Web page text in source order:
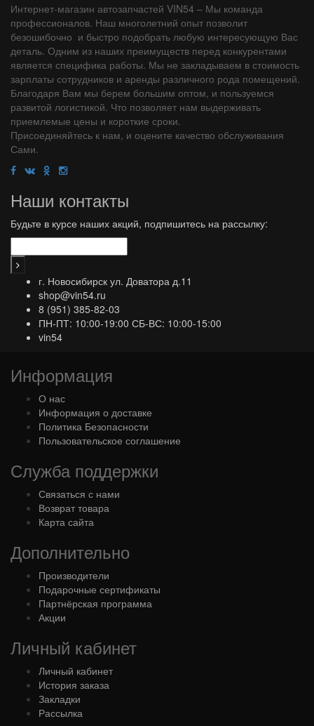
Интернет-магазин автозапчастей VIN54 – Мы команда
профессионалов. Наш многолетний опыт позволит
безошибочно и быстро подобрать любую интересующую Вас
деталь. Одним из наших преимуществ перед конкурентами
является специфика работы. Мы не закладываем в стоимость
зарплаты сотрудников и аренды различного рода помещений.
Благодаря Вам мы берем большим оптом, и пользуемся
развитой логистикой. Что позволяет нам выдерживать
приемлемые цены и короткие сроки.
Присоединяйтесь к нам, и оцените качество обслуживания
Сами.
Наши контакты
Будьте в курсе наших акций, подпишитесь на рассылку:
г. Новосибирск ул. Доватора д.11
shop@vin54.ru
8 (951) 385-82-03
ПН-ПТ: 10:00-19:00 СБ-ВС: 10:00-15:00
vin54
Информация
О нас
Информация о доставке
Политика Безопасности
Пользовательское соглашение
Служба поддержки
Связаться с нами
Возврат товара
Карта сайта
Дополнительно
Производители
Подарочные сертификаты
Партнёрская программа
Акции
Личный кабинет
Личный кабинет
История заказа
Закладки
Рассылка